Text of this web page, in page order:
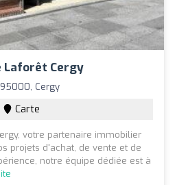
Laforêt Cergy
Cergy
Carte
votre partenaire immobilier
projets d'achat, de vente et de
notre équipe dédiée est à